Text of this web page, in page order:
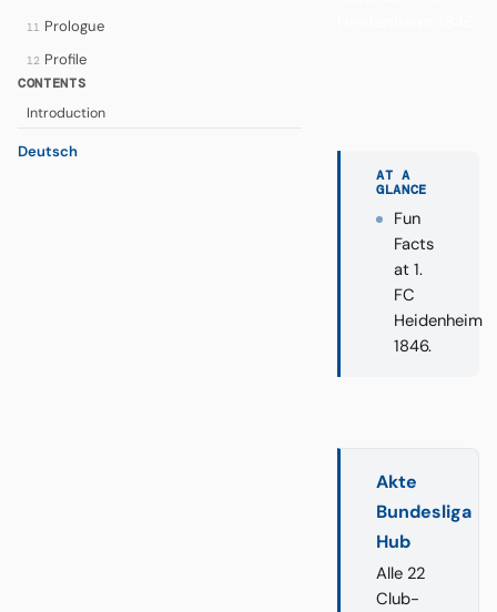
11 Prologue
12 Profile
CONTENTS
Introduction
Deutsch
AT A
GLANCE
Fun
Facts
at 1.
FC
Heidenheim
1846.
Akte
Bundesliga
Hub
Alle 22
Club-